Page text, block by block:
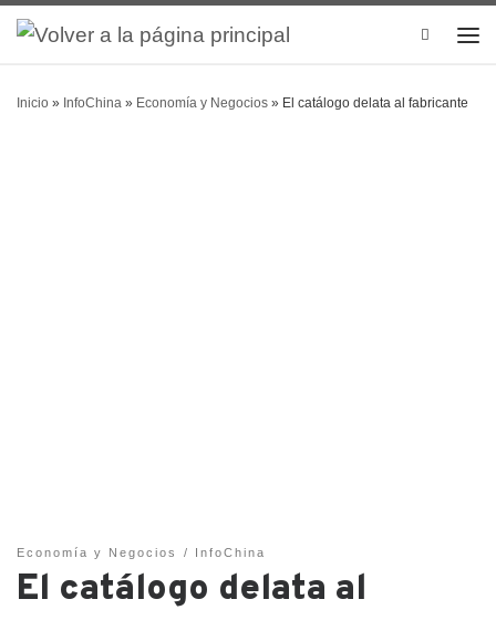
Search
Inicio » InfoChina » Economía y Negocios » El catálogo delata al fabricante
Economía y Negocios InfoChina
El catálogo delata al